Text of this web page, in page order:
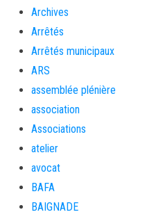
Archives
Arrêtés
Arrêtés municipaux
ARS
assemblée plénière
association
Associations
atelier
avocat
BAFA
BAIGNADE